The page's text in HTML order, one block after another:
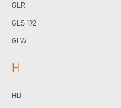
GLR
GLS 192
GLW
H
HD